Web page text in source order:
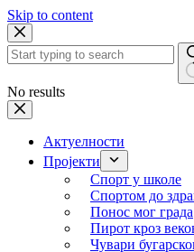
Skip to content
No results
Актуелности
Пројекти
Спорт у школе
Спортом до
Понос мог града
Пирот кроз
Чувари